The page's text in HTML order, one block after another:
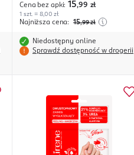
Cena bez apki: 15,99 zł
1 szt. = 8,00 zł
Najniższa cena: 15,99 zł
Niedostępny online
Sprawdź dostępność w drogerii